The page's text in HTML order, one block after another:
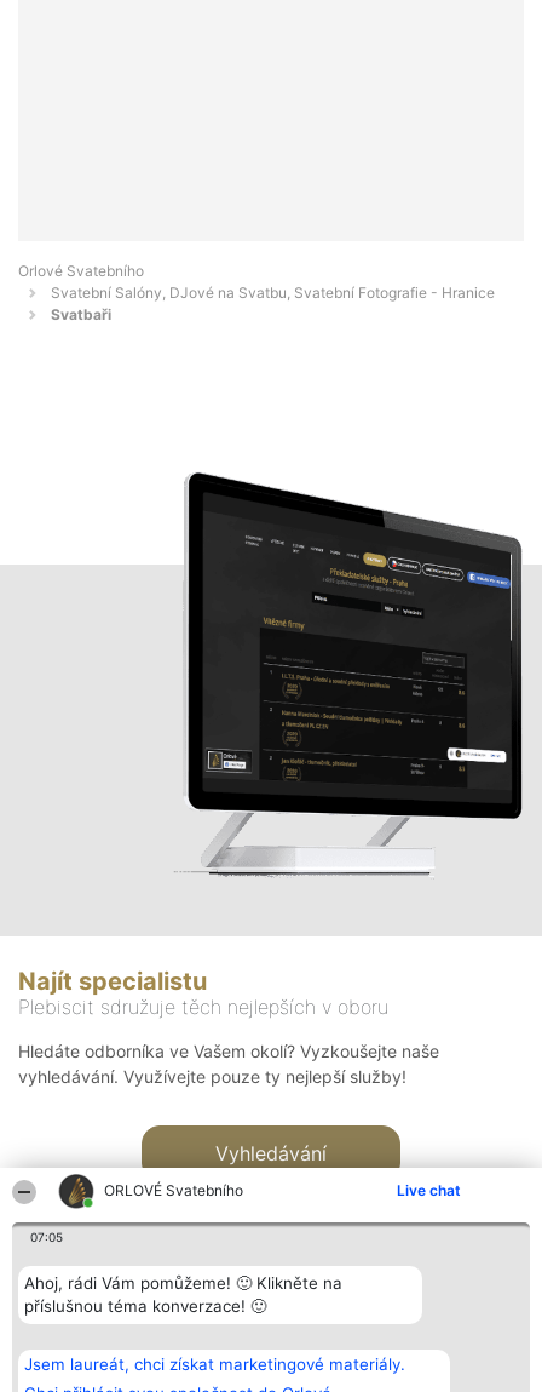
ORLOVÉ Svatebního Live chat
07:05
Ahoj, rádi Vám pomůžeme! 🙂 Klikněte na
příslušnou téma konverzace! 🙂
Jsem laureát, chci získat marketingové materiály.
Orlové Svatebního
Svatební Salóny, DJové na Svatbu, Svatební Fotografie - Hranice
Svatbaři
Najít specialistu
Plebiscit sdružuje těch nejlepších v oboru
Hledáte odborníka ve Vašem okolí? Vyzkoušejte naše
vyhledávání. Využívejte pouze ty nejlepší služby!
Vyhledávání
Bright Side Solutions sp. z o.
o. sp. k.
ul. Ruska 22
Vítězové
Seznam všech
laureátů
Kontakt